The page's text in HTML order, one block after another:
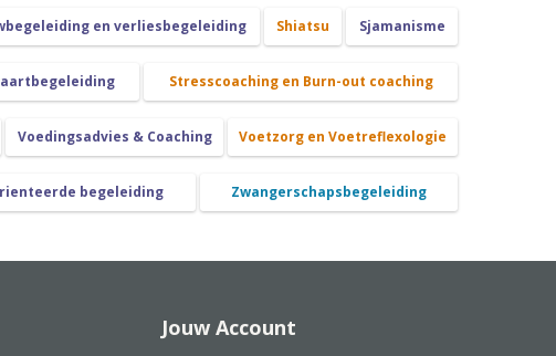
en verliesbegeleiding Shiatsu Sjamanisme
Stresscoaching en Burn-out coaching
Voedingsadvies & Coaching Voetzorg en Voetreflexologie
begeleiding Zwangerschapsbegeleiding
Jouw Account